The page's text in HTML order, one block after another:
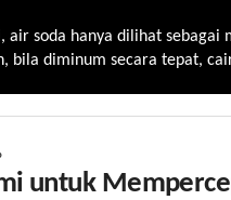
air soda hanya dilihat sebagai
bila diminum secara tepat,
untuk